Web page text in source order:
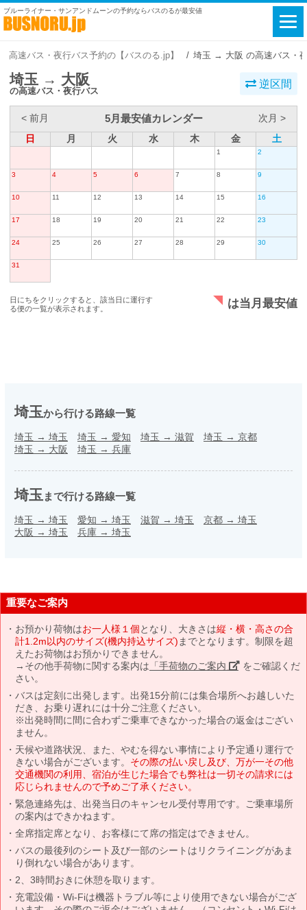
ブルーライナー・サンアンドムーンの予約ならバスのるが最安値
高速バス・夜行バス予約の【バスのる.jp】 埼玉 → 大阪 の高速バス・
埼玉 → 大阪
の高速バス・夜行バス
逆区間
< 前月 5月最安値カレンダー
次月 >
日
月 火 水 木 金 土
1 2
3 4 5 6 7 8 9
10 11 12 13 14 15 16
17 18 19 20 21 22 23
24 25 26 27 28 29 30
31
日にちをクリックすると、該当日に運行す
る便の一覧が表示されます。
は当月最安値
埼玉から行ける路線一覧
埼玉 → 埼玉 埼玉 → 愛知 埼玉 → 滋賀 埼玉 → 京都
埼玉 → 大阪 埼玉 → 兵庫
埼玉 まで行ける路線一覧
埼玉 → 埼玉 愛知 → 埼玉 滋賀 → 埼玉 京都 → 埼玉
大阪 → 埼玉 兵庫 → 埼玉
重要なご案内
お預かり荷物はお一人様１個となり、大きさは縦・横・高さの合
計1.2m以内のサイズ(機内持込サイズ) までとなります。制限を超
えたお荷物はお預かりできません。
→その他手荷物に関する案内は 「手荷物のご案内」 をご確認くだ
さい。
バスは定刻に出発します。出発15分前には集合場所へお越しいた
だき、お乗り遅れには十分ご注意ください。
※出発時間に間に合わずご乗車できなかった場合の返金はござい
ません。
天候や道路状況、また、やむを得ない事情により予定通り運行で
きない場合がございます。 その際の払い戻し及び、万が一その他
交通機関の利用、宿泊が生じた場合でも弊社は一切その請求には
応じられませんので予めご了承ください。
緊急連絡先は、出発当日のキャンセル受付専用です。ご乗車場所
の案内はできかねます。
全席指定席となり、お客様にて席の指定はできません。
バスの最後列のシート及び一部のシートはリクライニングがあま
り倒れない場合があります。
2、3時間おきに休憩を取ります。
充電設備・Wi-Fiは機器トラブル等により使用できない場合がござ